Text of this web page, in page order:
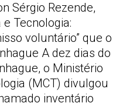
Sérgio Rezende,
Tecnologia:
voluntário” que o
A dez dias do
o Ministério
(MCT) divulgou
inventário